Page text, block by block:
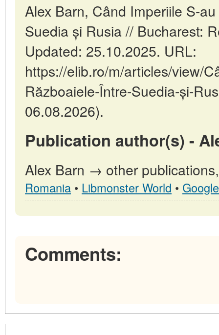
Alex Barn, Când Imperiile S-
Suedia și Rusia // Bucharest:
Updated: 25.10.2025. URL:
https://elib.ro/m/articles/view/
Războaiele-Între-Suedia-și-
06.08.2026).
Publication author(s) -
Alex Barn → other
Romania • Libmonster World • Google
Comments: